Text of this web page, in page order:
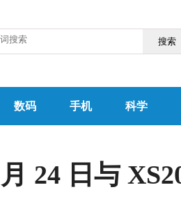
搜索
数码 手机 科学
24 日与